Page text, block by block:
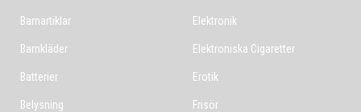
Barnartiklar
Barnkläder
Batterier
Belysning
Elektronik
Elektroniska Cigaretter
Erotik
Frisör